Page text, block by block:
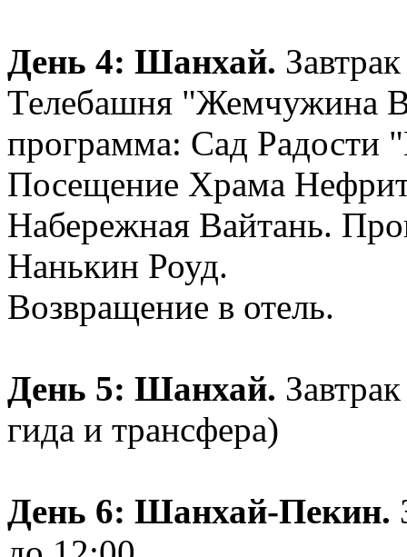
День 4: Шанхай.
Телебашня "Жемчужина
программа: Сад
Посещение Храма
Набережная Вайтань.
Нанькин Роуд.
Возвращение в отель.
День 5: Шанхай.
гида и трансфера)
День 6: Шанхай-Пекин.